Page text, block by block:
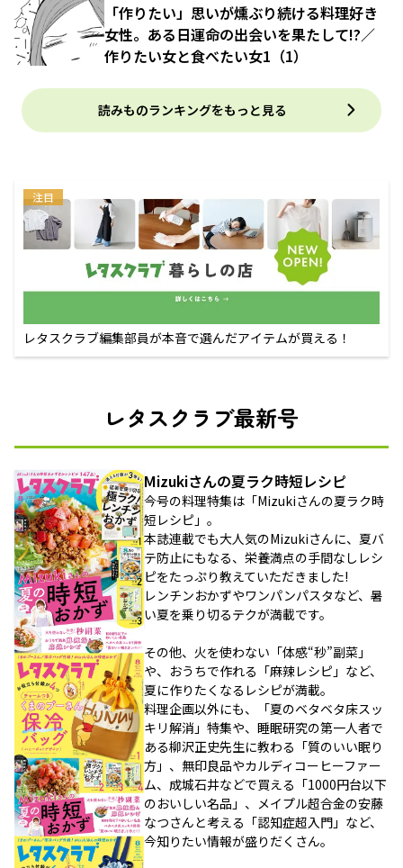
「作りたい」思いが燻ぶり続ける料理好き
女性。ある日運命の出会いを果たして!?／
作りたい女と食べたい女1（1）
読みものランキングをもっと見る
注目
レタスクラブ編集部員が本音で選んだアイテムが買える！
レタスクラブ最新号
Mizukiさんの夏ラク時短レシピ
今号の料理特集は「Mizukiさんの夏ラク時
短レシピ」。
本誌連載でも大人気のMizukiさんに、夏バ
テ防止にもなる、栄養満点の手間なしレシ
ピをたっぷり教えていただきました!
レンチンおかずやワンパンパスタなど、暑
い夏を乗り切るテクが満載です。
その他、火を使わない「体感“秒”副菜」
や、おうちで作れる「麻辣レシピ」など、
夏に作りたくなるレシピが満載。
料理企画以外にも、「夏のベタベタ床スッ
キリ解消」特集や、睡眠研究の第一人者で
ある柳沢正史先生に教わる「質のいい眠り
方」、無印良品やカルディコーヒーファー
ム、成城石井などで買える「1000円台以下
のおいしい名品」、メイプル超合金の安藤
なつさんと考える「認知症超入門」など、
今知りたい情報が盛りだくさん。